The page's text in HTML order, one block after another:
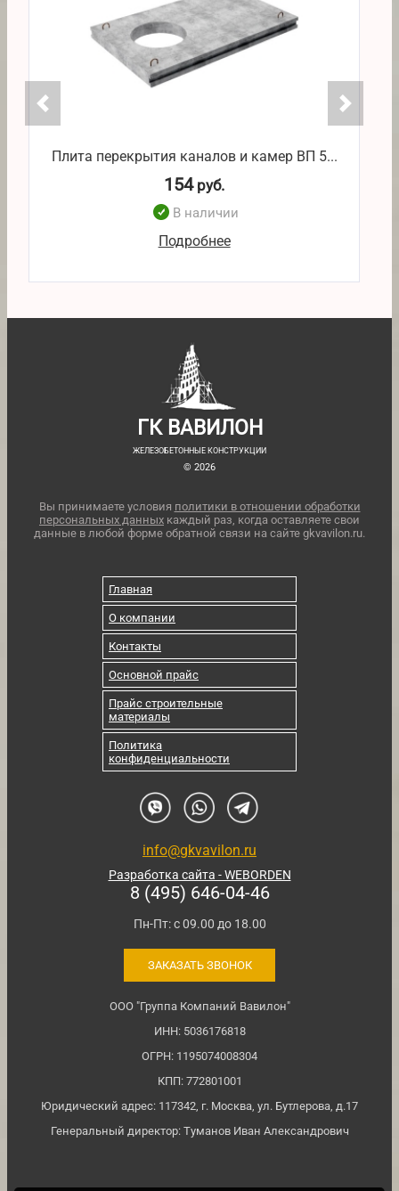
Плита перекрытия каналов и камер ВП 5...
154руб.
В наличии
Подробнее
ГК ВАВИЛОН
ЖЕЛЕЗОБЕТОННЫЕ КОНСТРУКЦИИ
© 2026
Вы принимаете условия политики в отношении обработки
персональных данных каждый раз, когда оставляете свои
данные в любой форме обратной связи на сайте gkvavilon.ru.
Главная
О компании
Контакты
Основной прайс
Прайс строительные
материалы
Политика
конфиденциальности
info@gkvavilon.ru
Разработка сайта - WEBORDEN
8 (495) 646-04-46
Пн-Пт: с 09.00 до 18.00
ЗАКАЗАТЬ ЗВОНОК
ООО "Группа Компаний Вавилон"
ИНН: 5036176818
ОГРН: 1195074008304
КПП: 772801001
Юридический адрес: 117342, г. Москва, ул. Бутлерова, д.17
Генеральный директор: Туманов Иван Александрович